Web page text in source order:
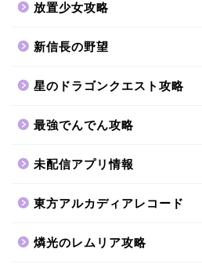
放置少女攻略
新信長の野望
星のドラゴンクエスト攻略
最強でんでん攻略
未配信アプリ情報
東方アルカディアレコード
燐光のレムリア攻略